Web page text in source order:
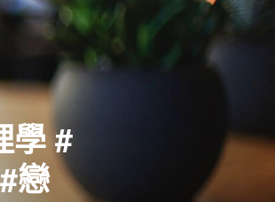
學 #
戀